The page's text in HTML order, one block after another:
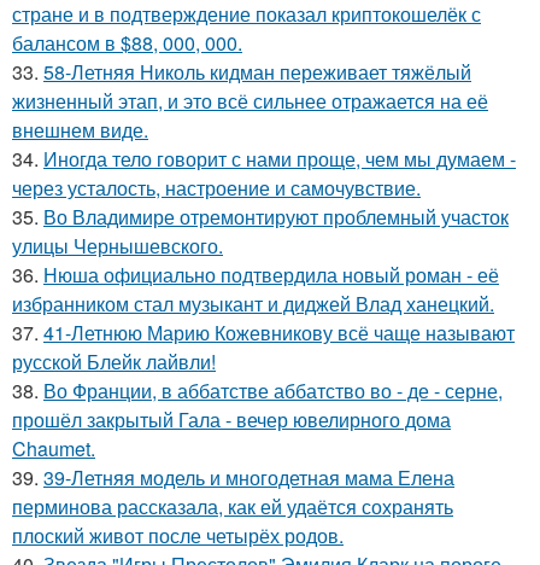
стране и в подтверждение показал криптокошелёк с
балансом в $88, 000, 000.
33. 58-Летняя Николь кидман переживает тяжёлый
жизненный этап, и это всё сильнее отражается на её
внешнем виде.
34. Иногда тело говорит с нами проще, чем мы думаем -
через усталость, настроение и самочувствие.
35. Во Владимире отремонтируют проблемный участок
улицы Чернышевского.
36. Нюша официально подтвердила новый роман - её
избранником стал музыкант и диджей Влад ханецкий.
37. 41-Летнюю Марию Кожевникову всё чаще называют
русской Блейк лайвли!
38. Во Франции, в аббатстве аббатство во - де - серне,
прошёл закрытый Гала - вечер ювелирного дома
Chaumet.
39. 39-Летняя модель и многодетная мама Елена
перминова рассказала, как ей удаётся сохранять
плоский живот после четырёх родов.